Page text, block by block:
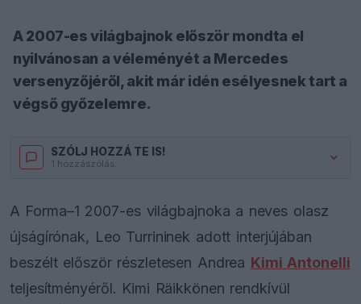
A 2007-es világbajnok először mondta el
nyilvánosan a véleményét a Mercedes
versenyzőjéről, akit már idén esélyesnek tart a
végső győzelemre.
SZÓLJ HOZZÁ TE IS!
1 hozzászólás.
A Forma–1 2007-es világbajnoka a neves olasz
újságírónak, Leo Turrininek adott interjújában
beszélt először részletesen Andrea Kimi Antonelli
teljesítményéről. Kimi Räikkönen rendkívül